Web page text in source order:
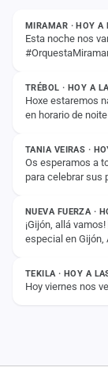
MIRAMAR · HOY A
Esta noche nos
ESTADO
TRÉBOL · HOY A
Hoxe estaremos
en horario de
ESTADO
TANIA VEIRAS ·
Os esperamos a
para celebrar sus
ESTADO
NUEVA FUERZA ·
¡Gijón, allá
especial en Gijón,
ESTADO
TEKILA · HOY A
Hoy viernes nos